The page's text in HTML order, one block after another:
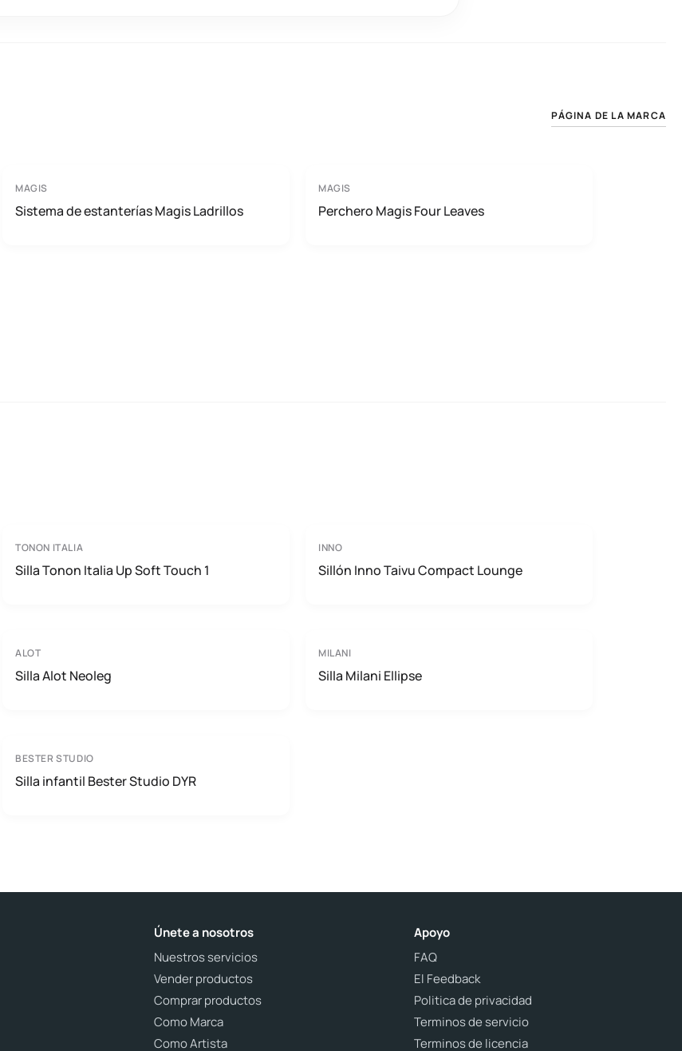
PÁGINA DE LA MARCA
MAGIS
Sistema de estanterías Magis Ladrillos
MAGIS
Perchero Magis Four Leaves
TONON ITALIA
Silla Tonon Italia Up Soft Touch 1
INNO
Sillón Inno Taivu Compact Lounge
ALOT
Silla Alot Neoleg
MILANI
Silla Milani Ellipse
BESTER STUDIO
Silla infantil Bester Studio DYR
Únete a nosotros
Nuestros servicios
Vender productos
Comprar productos
Como Marca
Como Artista
Apoyo
FAQ
El Feedback
Politica de privacidad
Terminos de servicio
Terminos de licencia